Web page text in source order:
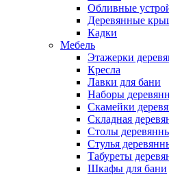
Обливные
Деревянные
Кадки
Мебель
Этажерки
Кресла
Лавки для бани
Наборы
Скамейки
Складная
Столы
Стулья
Табуреты
Шкафы для бани